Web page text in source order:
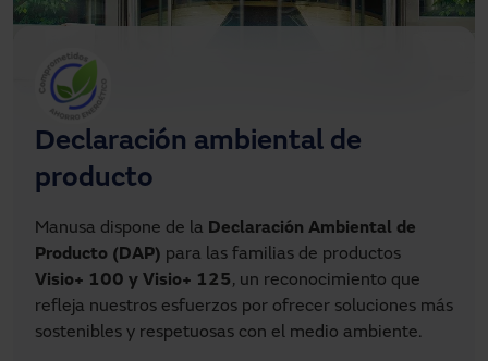
Declaración ambiental de
producto
Manusa dispone de la Declaración Ambiental de
Producto (DAP) para las familias de productos
Visio+ 100 y Visio+ 125, un reconocimiento que
refleja nuestros esfuerzos por ofrecer soluciones más
sostenibles y respetuosas con el medio ambiente.